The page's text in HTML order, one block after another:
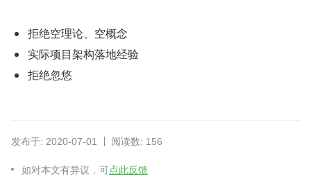
拒绝空理论、空概念
实际项目架构落地经验
拒绝忽悠
发布于: 2020-07-01 阅读数: 156
如对本文有异议，可点此反馈